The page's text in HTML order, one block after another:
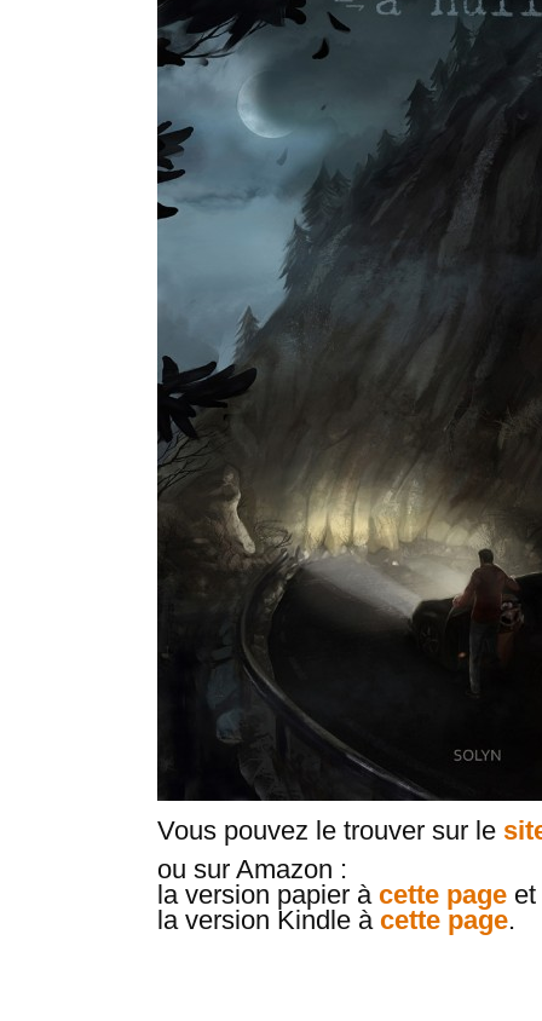
Vous pouvez le trouver sur le
ou sur Amazon :
la version papier à cette page et
la version Kindle à cette page.